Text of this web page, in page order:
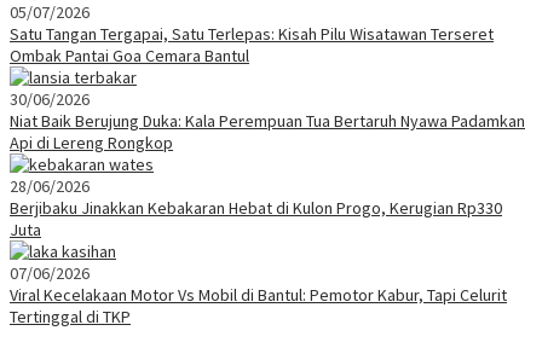
05/07/2026
Satu Tangan Tergapai, Satu Terlepas: Kisah Pilu Wisatawan Terseret
Ombak Pantai Goa Cemara Bantul
30/06/2026
Niat Baik Berujung Duka: Kala Perempuan Tua Bertaruh Nyawa Padamkan
Api di Lereng Rongkop
28/06/2026
Berjibaku Jinakkan Kebakaran Hebat di Kulon Progo, Kerugian Rp330
Juta
07/06/2026
Viral Kecelakaan Motor Vs Mobil di Bantul: Pemotor Kabur, Tapi Celurit
Tertinggal di TKP